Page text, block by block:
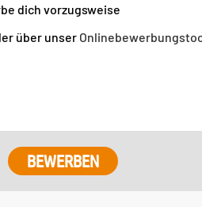
dich vorzugsweise
über unser